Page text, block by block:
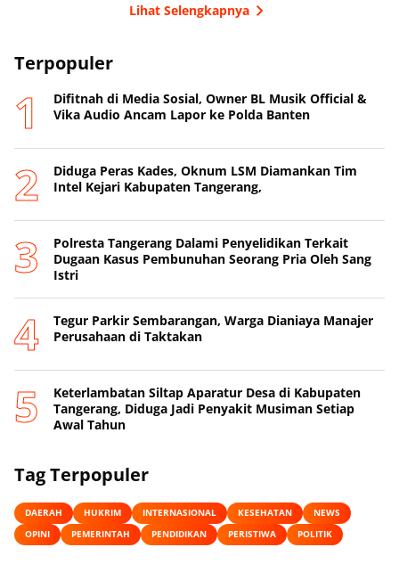
Lihat Selengkapnya
Terpopuler
Difitnah di Media Sosial, Owner BL Musik Official &
Vika Audio Ancam Lapor ke Polda Banten
Diduga Peras Kades, Oknum LSM Diamankan Tim
Intel Kejari Kabupaten Tangerang,
Polresta Tangerang Dalami Penyelidikan Terkait
Dugaan Kasus Pembunuhan Seorang Pria Oleh Sang
Istri
Tegur Parkir Sembarangan, Warga Dianiaya Manajer
Perusahaan di Taktakan
Keterlambatan Siltap Aparatur Desa di Kabupaten
Tangerang, Diduga Jadi Penyakit Musiman Setiap
Awal Tahun
Tag Terpopuler
DAERAH HUKRIM INTERNASIONAL KESEHATAN
NEWS
OPINI
PEMERINTAH PENDIDIKAN PERISTIWA POLITIK